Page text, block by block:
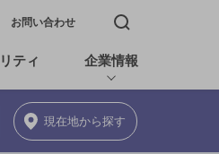
お問い合わせ 検索窓を開く
ティ 企業情報
現在地から探す